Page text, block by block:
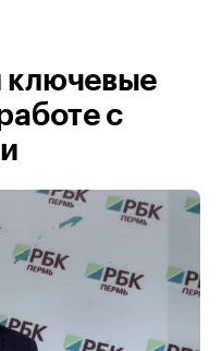
ключевые
с